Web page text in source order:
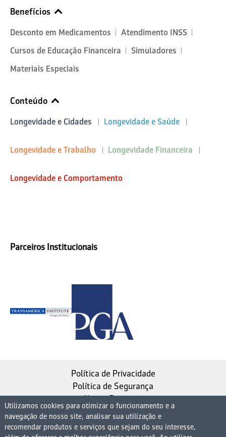
Benefícios
Desconto em Medicamentos
Atendimento INSS
Cursos de Educação Financeira
Simuladores
Materiais Especiais
Conteúdo
Longevidade e Cidades Longevidade e Saúde
Longevidade e Trabalho Longevidade Financeira
Longevidade e Comportamento
Parceiros Institucionais
Política de Privacidade
Política de Segurança
Nosso Estatuto
Instituto de Longevidade MAG, uma empresa do
Utilizamos cookies para otimizar o funcionamento e a
navegação de nosso site, analisar sua utilização e
recomendar produtos e serviços que sejam do seu interesse,